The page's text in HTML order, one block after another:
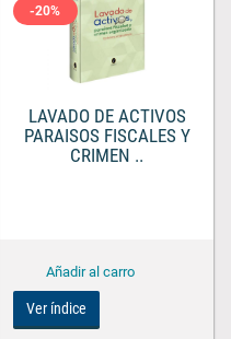
-20%
LAVADO DE ACTIVOS
PARAISOS FISCALES Y
CRIMEN ..
Ver índice